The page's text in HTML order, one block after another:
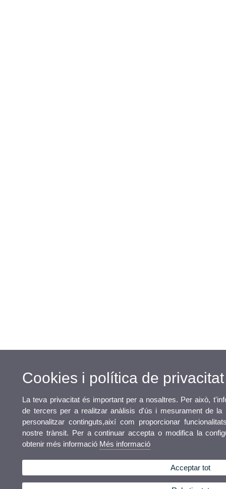
Cookies i política de privacitat
La teva privacitat és important per a nosaltres. Per això,
de tercers per a realitzar anàlisis d'ús i mesurament de la
personalitzar continguts,així com proporcionar
nostre trànsit. Per a continuar accepta o modifica la
obtenir més informació Més informació
Acceptar tot